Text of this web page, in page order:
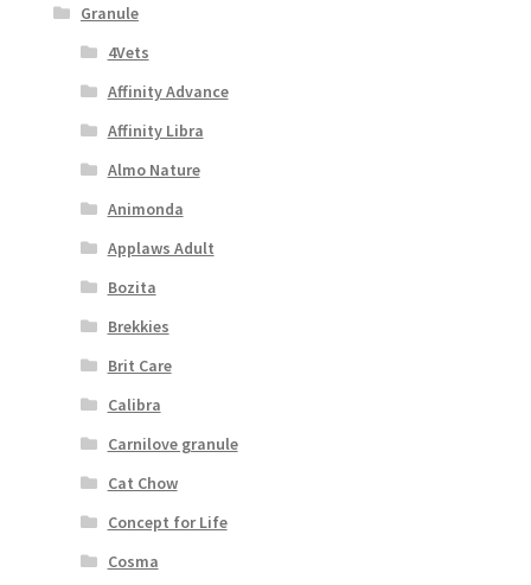
Granule
4Vets
Affinity Advance
Affinity Libra
Almo Nature
Animonda
Applaws Adult
Bozita
Brekkies
Brit Care
Calibra
Carnilove granule
Cat Chow
Concept for Life
Cosma